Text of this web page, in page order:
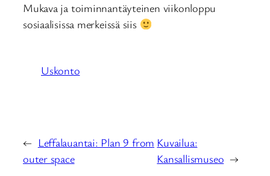
Mukava ja toiminnantäyteinen viikonloppu
sosiaalisissa merkeissä siis
Uskonto
← Leffalauantai: Plan 9 from
outer space
Kuvailua:
Kansallismuseo →